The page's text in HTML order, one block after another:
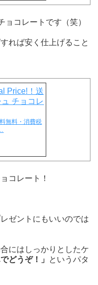
ョコレートです（笑）
れば安く仕上げること
無料・消費税
コレート！
ゼントにもいいのでは
にはしっかりとしたケ
どうぞ！」 というパタ